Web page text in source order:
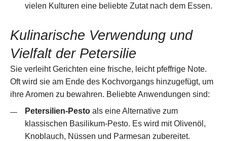
vielen Kulturen eine beliebte Zutat nach dem Essen.
Kulinarische Verwendung und
Vielfalt der Petersilie
Sie verleiht Gerichten eine frische, leicht pfeffrige Note.
Oft wird sie am Ende des Kochvorgangs hinzugefügt, um
ihre Aromen zu bewahren. Beliebte Anwendungen sind:
Petersilien-Pestoals eine Alternative zum
klassischen Basilikum-Pesto. Es wird mit Olivenöl,
Knoblauch, Nüssen und Parmesan zubereitet.